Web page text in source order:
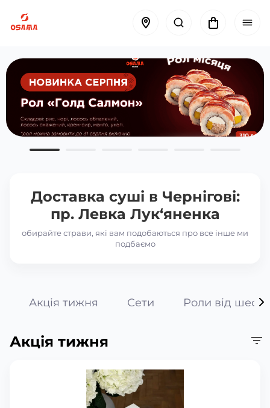
Доставка суші в Чернігові:
пр. Левка Лук‘яненка
обирайте страви, які вам подобаються про все інше ми
подбаємо
Акція тижня Сети Роли від шефа
Акція тижня